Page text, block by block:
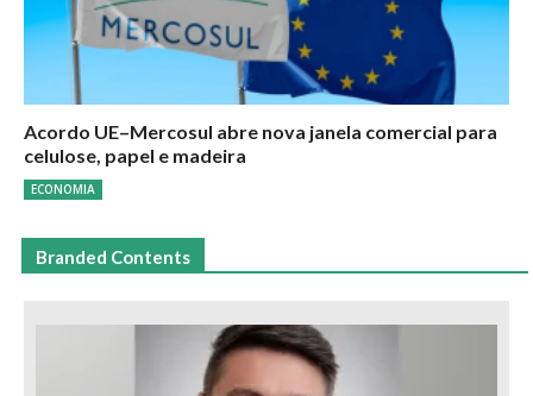
Acordo UE–Mercosul abre nova janela comercial para
celulose, papel e madeira
ECONOMIA
Branded Contents